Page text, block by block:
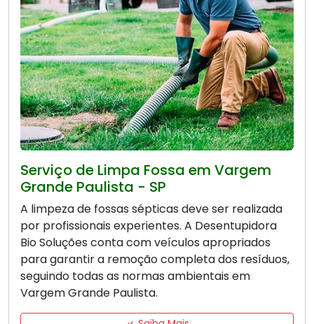
Serviço de Limpa Fossa em Vargem
Grande Paulista - SP
A limpeza de fossas sépticas deve ser realizada
por profissionais experientes. A Desentupidora
Bio Soluções conta com veículos apropriados
para garantir a remoção completa dos resíduos,
seguindo todas as normas ambientais em
Vargem Grande Paulista.